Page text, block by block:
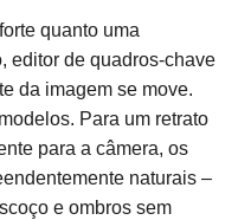
quanto uma
editor de quadros-chave
da imagem se move.
Para um retrato
para a câmera, os
naturais –
e ombros sem